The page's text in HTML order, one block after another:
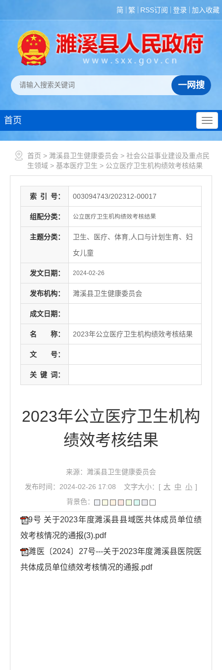
简 繁 RSS订阅 登录 加入收藏
首页
首页 > 濉溪县卫生健康委员会 > 社会公益事业建设及重点民
生领域 > 基本医疗卫生 > 公立医疗卫生机构绩效考核结果
索 引 号： 003094743/202312-00017
组配分类： 公立医疗卫生机构绩效考核结果
主题分类：
卫生、医疗、体育,人口与计划生育、妇
女儿童
发文日期： 2024-02-26
发布机构： 濉溪县卫生健康委员会
成文日期：
名 称： 2023年公立医疗卫生机构绩效考核结果
文 号：
关 键 词：
2023年公立医疗卫生机构
绩效考核结果
来源：濉溪县卫生健康委员会
发布时间：2024-02-26 17:08
文字大小：[ 大 中 小 ]
背景色：
9号 关于2023年度濉溪县县域医共体成员单位绩
效考核情况的通报(3).pdf
濉医〔2024〕27号---关于2023年度濉溪县医院医
共体成员单位绩效考核情况的通报.pdf